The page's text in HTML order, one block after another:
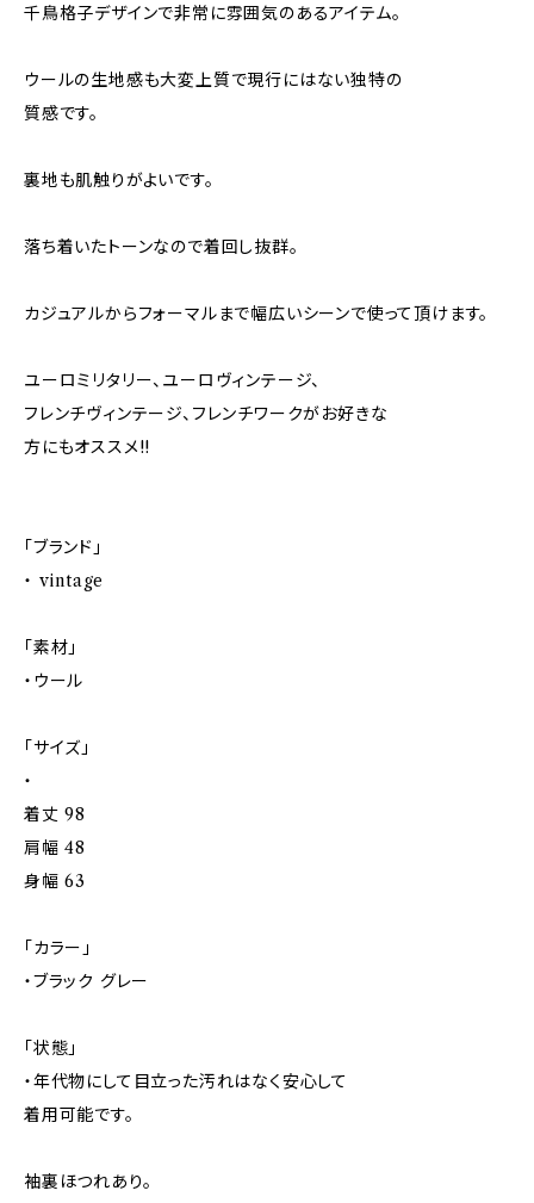
千鳥格子デザインで非常に雰囲気のあるアイテム。
ウールの生地感も大変上質で現行にはない独特の
質感です。
裏地も肌触りがよいです。
落ち着いたトーンなので着回し抜群。
カジュアルからフォーマルまで幅広いシーンで使って頂けます。
ユーロミリタリー、ユーロヴィンテージ、
フレンチヴィンテージ、フレンチワークがお好きな
方にもオススメ!!
「ブランド」
・ vintage
「素材」
・ウール
「サイズ」
・
着丈 98
肩幅 48
身幅 63
「カラー」
・ブラック グレー
「状態」
・年代物にして目立った汚れはなく安心して
着用可能です。
袖裏ほつれあり。